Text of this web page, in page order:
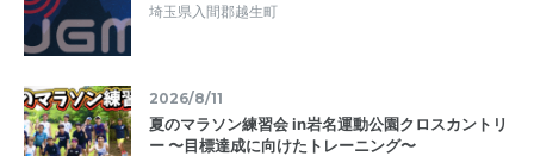
埼玉県入間郡越生町
2026/8/11
夏のマラソン練習会 in岩名運動公園クロスカントリ
ー 〜目標達成に向けたトレーニング〜